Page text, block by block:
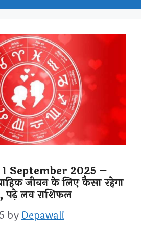
September 2025 –
जीवन के लिए कैसा रहेगा
पढ़े लव राशिफल
byDepawali